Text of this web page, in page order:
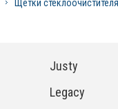
Щетки стеклоочистителя
Justy
Legacy